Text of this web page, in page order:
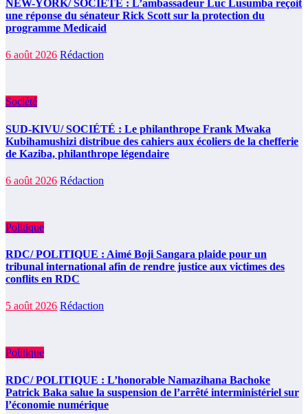
NEW-YORK/ SOCIÉTÉ : L’ambassadeur Luc Lusumba reçoit
une réponse du sénateur Rick Scott sur la protection du
programme Medicaid
6 août 2026 Rédaction
Société
SUD-KIVU/ SOCIÉTÉ : Le philanthrope Frank Mwaka
Kubihamushizi distribue des cahiers aux écoliers de la chefferie
de Kaziba, philanthrope légendaire
6 août 2026 Rédaction
Politique
RDC/ POLITIQUE : Aimé Boji Sangara plaide pour un
tribunal international afin de rendre justice aux victimes des
conflits en RDC
5 août 2026 Rédaction
Politique
RDC/ POLITIQUE : L’honorable Namazihana Bachoke
Patrick Baka salue la suspension de l’arrêté interministériel sur
l’économie numérique